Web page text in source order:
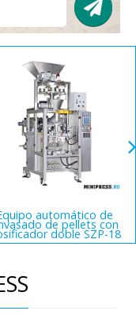
automático de
de pellets con
doble SZP-18